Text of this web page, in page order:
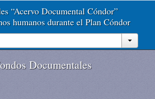
“Acervo Documental Cóndor”
humanos durante el Plan Cóndor
Documentales